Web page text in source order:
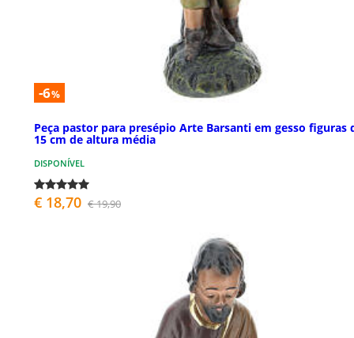
-6%
Peça pastor para presépio Arte Barsanti em gesso figuras
15 cm de altura média
DISPONÍVEL
€ 18,70 € 19,90